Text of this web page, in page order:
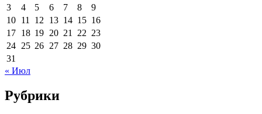
3
4 5 6 7 8
9
10 11 12 13 14 15 16
17 18 19 20 21 22 23
24 25 26 27 28 29 30
31
« Июл
Рубрики